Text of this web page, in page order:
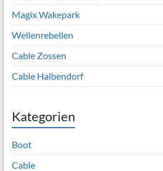
Magix Wakepark
Wellenrebellen
Cable Zossen
Cable Halbendorf
Kategorien
Boot
Cable